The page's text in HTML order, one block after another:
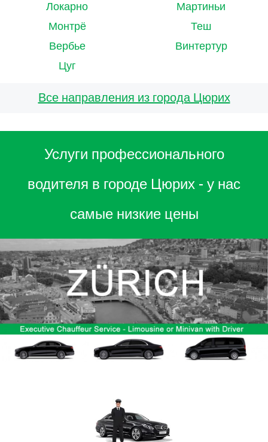
Локарно
Мартиньи
Монтрё
Теш
Вербье
Винтертур
Цуг
Все направления из города Цюрих
Услуги профессионального
водителя в городе Цюрих - у нас
самые низкие цены